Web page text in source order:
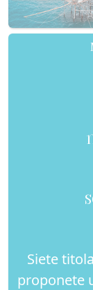
Siete
proponete